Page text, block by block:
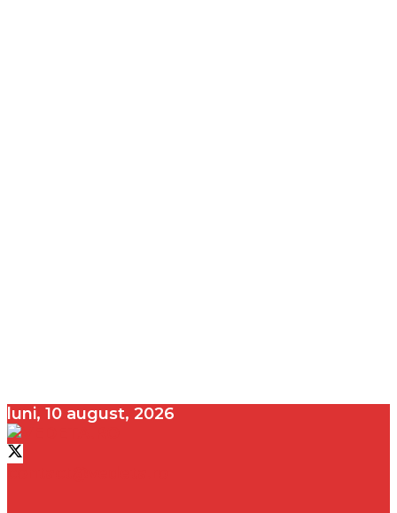
luni, 10 august, 2026